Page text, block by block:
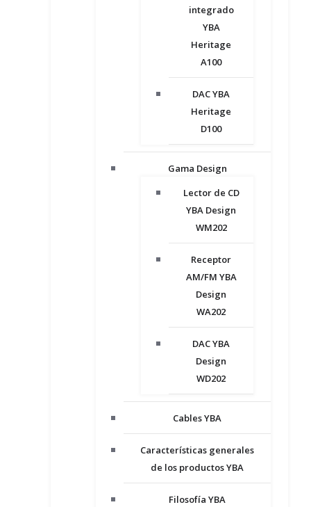
integrado
YBA
Heritage
A100
DAC YBA
Heritage
D100
Gama Design
Lector de CD
YBA Design
WM202
Receptor
AM/FM YBA
Design
WA202
DAC YBA
Design
WD202
Cables YBA
Características generales
de los productos YBA
Filosofía YBA